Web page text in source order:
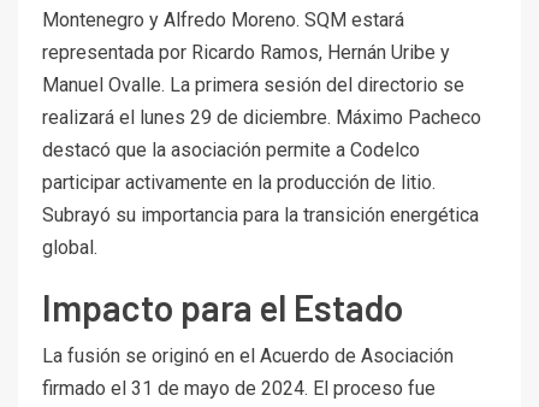
Montenegro y Alfredo Moreno. SQM estará
representada por Ricardo Ramos, Hernán Uribe y
Manuel Ovalle. La primera sesión del directorio se
realizará el lunes 29 de diciembre. Máximo Pacheco
destacó que la asociación permite a Codelco
participar activamente en la producción de litio.
Subrayó su importancia para la transición energética
global.
Impacto para el Estado
La fusión se originó en el Acuerdo de Asociación
firmado el 31 de mayo de 2024. El proceso fue